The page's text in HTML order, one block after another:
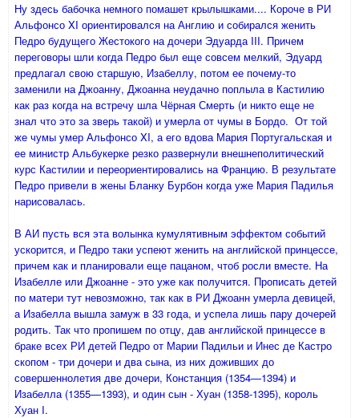
Ну здесь бабочка немного помашет крылышками.... Короче в РИ
Альфонсо XI ориентировался на Англию и собирался женить
Педро будущего Жестокого на дочери Эдуарда III. Причем
переговоры шли когда Педро был еще совсем мелкий, Эдуард
предлагал свою старшую, Изабеллу, потом ее почему-то
заменили на Джоанну, Джоанна неудачно поплыла в Кастилию
как раз когда на встречу шла Чёрная Смерть (и никто еще не
знал что это за зверь такой) и умерла от чумы в Бордо. От той
же чумы умер Альфонсо XI, а его вдова Мария Португальская и
ее министр Альбукерке резко развернули внешнеполитический
курс Кастилии и переориентировались на Францию. В результате
Педро привели в жены Бланку Бурбон когда уже Мария Падилья
нарисовалась.
В АИ пусть вся эта волынка кумулятивным эффектом событий
ускорится, и Педро таки успеют женить на английской принцессе,
причем как и планировали еще пацаном, чтоб росли вместе. На
Изабелле или Джоанне - это уже как получится. Прописать детей
по матери тут невозможно, так как в РИ Джоанн умерла девицей,
а Изабелла вышла замуж в 33 года, и успела лишь пару дочерей
родить. Так что пропишем по отцу, дав английской принцессе в
браке всех РИ детей Педро от Марии Падильи и Инес де Кастро
скопом - три дочери и два сына, из них доживших до
совершеннолетия две дочери, Констанция (1354—1394) и
Изабелла (1355—1393), и один сын - Хуан (1358-1395), король
Хуан I.